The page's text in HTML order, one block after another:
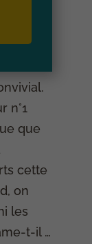
n°1
que
cette
on
les
t-il …